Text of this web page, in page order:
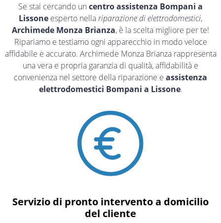
Se stai cercando un centro assistenza Bompani a
Lissone esperto nellariparazione di elettrodomestici,
Archimede Monza Brianza, è la scelta migliore per te!
Ripariamo e testiamo ogni apparecchio in modo veloce
affidabile e accurato. Archimede Monza Brianza rappresenta
una vera e propria garanzia di qualità, affidabilità e
convenienza nel settore della riparazione e assistenza
elettrodomestici Bompani a Lissone.
Servizio di pronto intervento a domicilio
del cliente